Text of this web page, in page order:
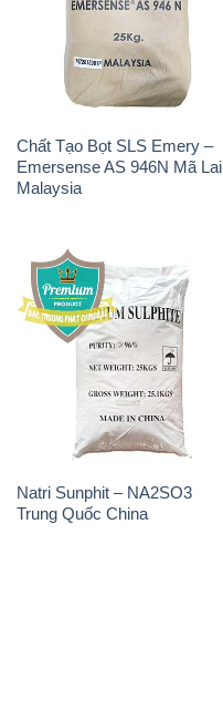
Chất Tạo Bọt SLS Emery –
Emersense AS 946N Mã Lai
Malaysia
Natri Sunphit – NA2SO3
Trung Quốc China